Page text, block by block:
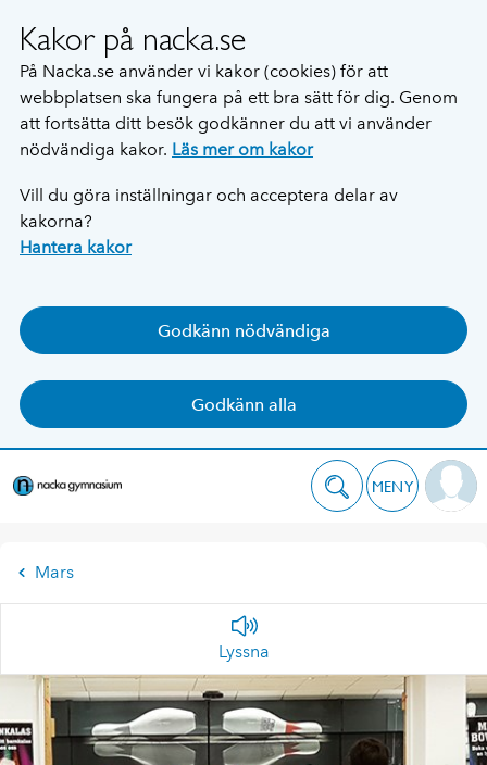
Kakor på nacka.se
På Nacka.se använder vi kakor (cookies) för att
webbplatsen ska fungera på ett bra sätt för dig. Genom
att fortsätta ditt besök godkänner du att vi använder
nödvändiga kakor. Läs mer om kakor
Vill du göra inställningar och acceptera delar av
kakorna?
Hantera kakor
Godkänn nödvändiga
Godkänn alla
MENY
Mars
Lyssna